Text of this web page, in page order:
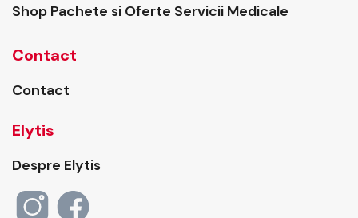
Shop Pachete si Oferte Servicii Medicale
Contact
Contact
Elytis
Despre Elytis